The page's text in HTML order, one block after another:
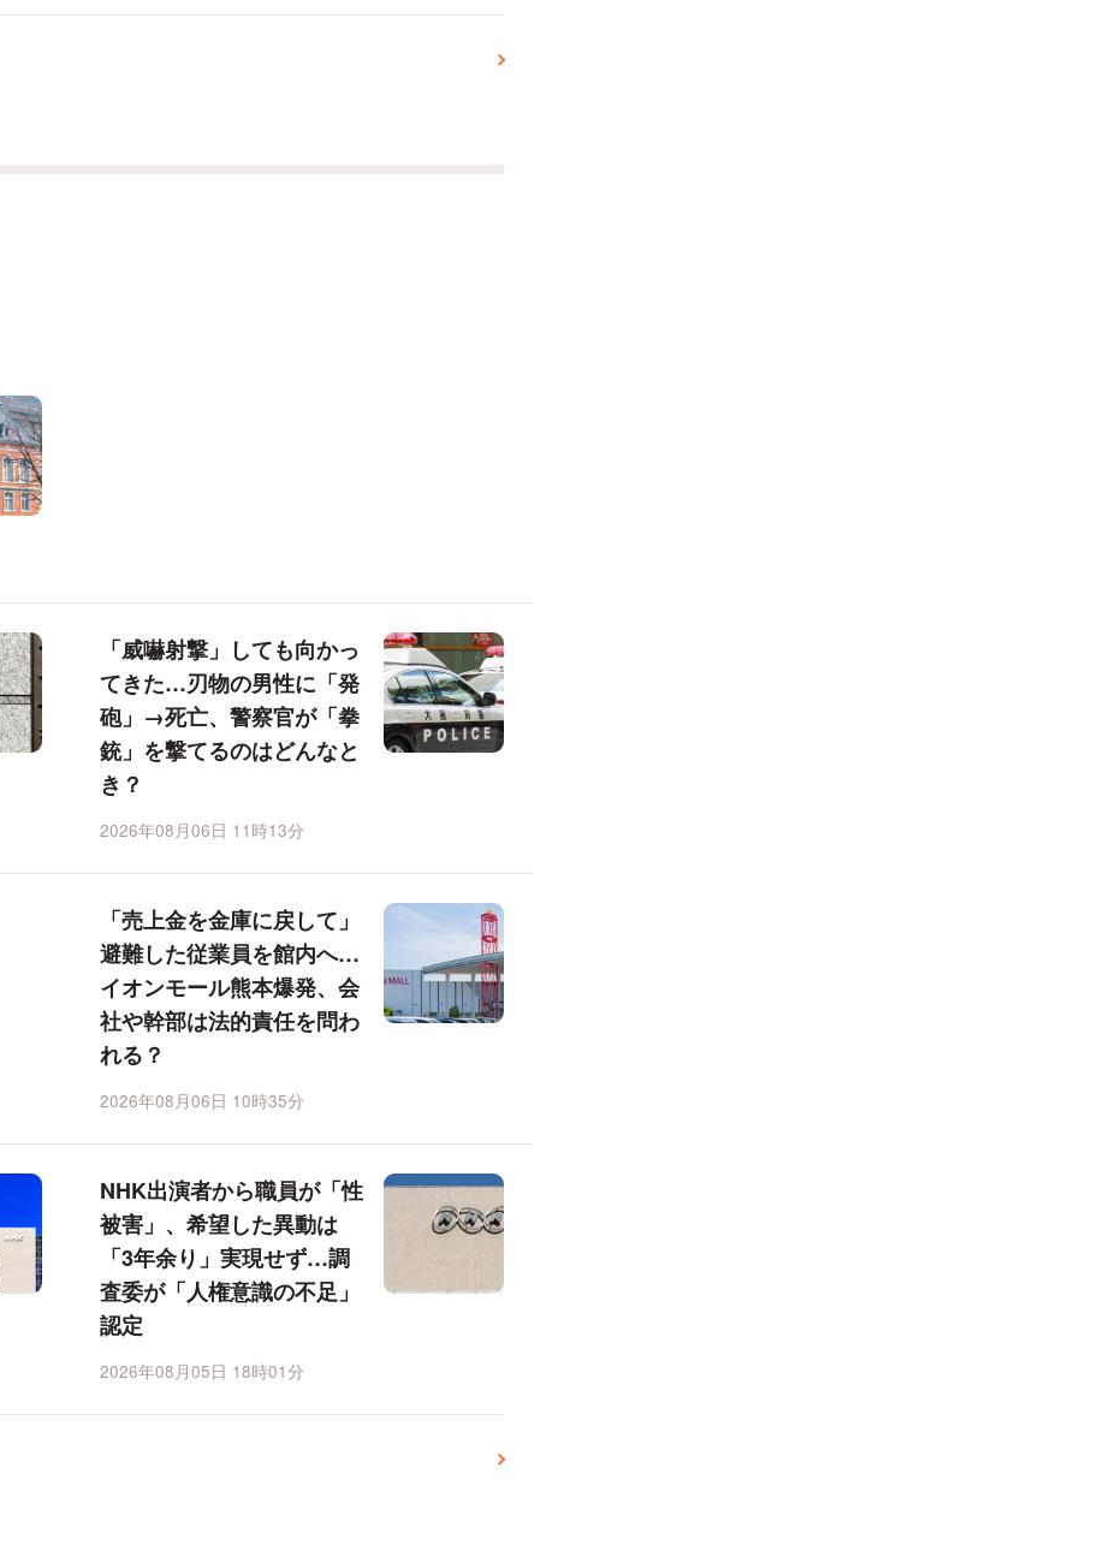
「威嚇射撃」しても向かっ
てきた…刃物の男性に「発
砲」→死亡、警察官が「拳
銃」を撃てるのはどんなと
き？
2026年08月06日 11時13分
「売上金を金庫に戻して」
避難した従業員を館内へ…
イオンモール熊本爆発、会
社や幹部は法的責任を問わ
れる？
2026年08月06日 10時35分
NHK出演者から職員が「性
被害」、希望した異動は
「3年余り」実現せず…調
査委が「人権意識の不足」
認定
2026年08月05日 18時01分